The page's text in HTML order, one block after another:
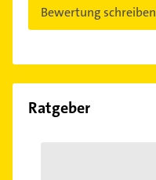
Bewertung schreiben
Ratgeber